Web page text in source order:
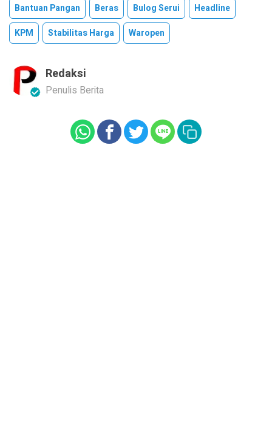
Bantuan Pangan Beras Bulog Serui
Headline
KPM
Stabilitas Harga Waropen
Redaksi
Penulis Berita